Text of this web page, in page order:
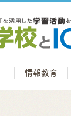
情報教育